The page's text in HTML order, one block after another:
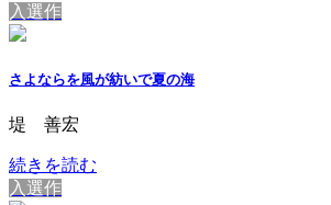
入選作
さよならを風が紡いで夏の海
堤 善宏
続きを読む
入選作